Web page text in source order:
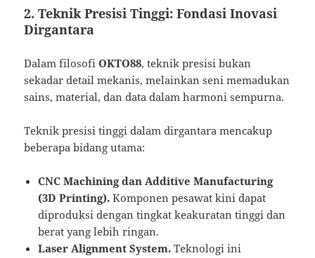
2. Teknik Presisi Tinggi: Fondasi Inovasi
Dirgantara
Dalam filosofiOKTO88, teknik presisi bukan
sekadar detail mekanis, melainkan seni memadukan
sains, material, dan data dalam harmoni sempurna.
Teknik presisi tinggi dalam dirgantara mencakup
beberapa bidang utama:
CNC Machining dan Additive Manufacturing
(3D Printing). Komponen pesawat kini dapat
diproduksi dengan tingkat keakuratan tinggi dan
berat yang lebih ringan.
Laser Alignment System. Teknologi ini